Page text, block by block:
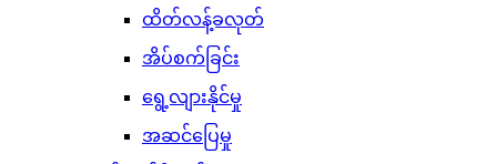
ထိတ်လန့်ခလုတ်
အိပ်စက်ခြင်း
ရွေ့လျားနိုင်မှု
အဆင်ပြေမှု